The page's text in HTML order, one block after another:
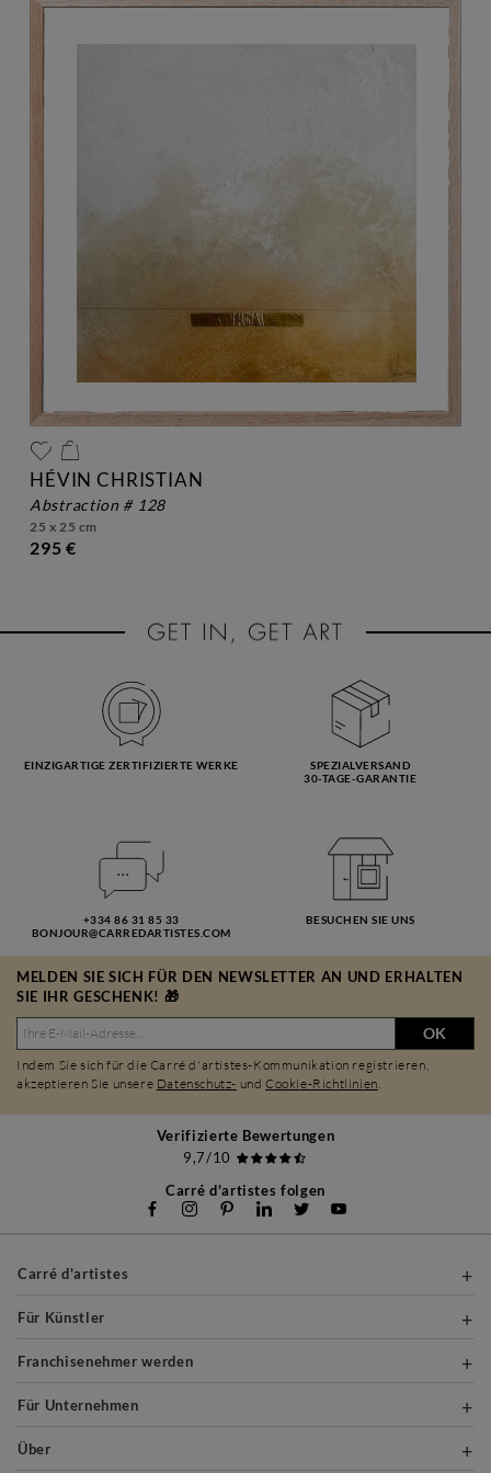
HÉVIN CHRISTIAN
abstraction # 128
25 x 25 cm
295 €
EINZIGARTIGE ZERTIFIZIERTE WERKE
SPEZIALVERSAND
30-TAGE-GARANTIE
+334 86 31 85 33
BONJOUR@CARREDARTISTES.COM
BESUCHEN SIE UNS
MELDEN SIE SICH FÜR DEN NEWSLETTER AN UND ERHALTEN
SIE IHR GESCHENK! 🎁
OK
Indem Sie sich für die Carré d'artistes-Kommunikation registrieren,
akzeptieren Sie unsere Datenschutz- undCookie-Richtlinien
Verifizierte Bewertungen
9,7/10
Carré d'artistes folgen
Carré d'artistes
Für Künstler
Franchisenehmer werden
Für Unternehmen
Über